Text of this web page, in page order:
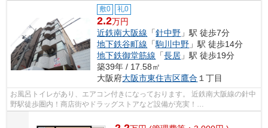
敷0 礼0
2.2万円
近鉄南大阪線 「針中野 」駅 徒歩7分
地下鉄谷町線 「駒川中野 」駅 徒歩14分
地下鉄御堂筋線 「長居 」駅 徒歩19分
築39年 / 17.58㎡
大阪府大阪市東住吉区鷹合 １丁目
お風呂トイレがあり、エアコン付きになっております。 近鉄南大阪線の針中
野駅徒歩圏内！商店街やドラッグストアなど設備が充実！
■□■□■□■□■□■□■□■□■□■□■□■□■□■□■□■□■□■□■□■□ ご覧い...